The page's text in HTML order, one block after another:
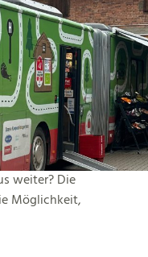
weiter? Die
Möglichkeit,